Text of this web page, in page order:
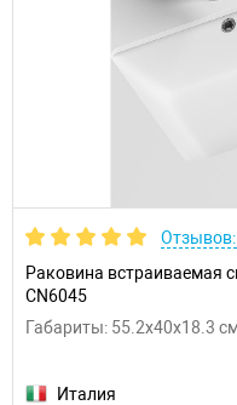
Отзывов:
Раковина встраиваемая
CN6045
Габариты: 55.2x40x18.3
Италия